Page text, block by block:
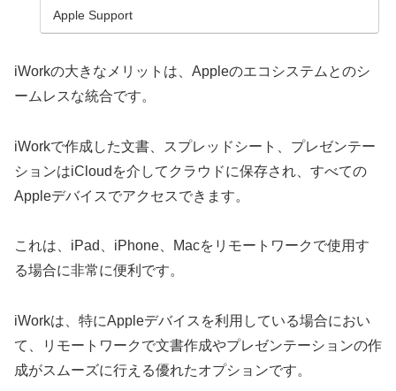
Apple Support
iWorkの大きなメリットは、Appleのエコシステムとのシ
ームレスな統合です。
iWorkで作成した文書、スプレッドシート、プレゼンテー
ションはiCloudを介してクラウドに保存され、すべての
Appleデバイスでアクセスできます。
これは、iPad、iPhone、Macをリモートワークで使用す
る場合に非常に便利です。
iWorkは、特にAppleデバイスを利用している場合におい
て、リモートワークで文書作成やプレゼンテーションの作
成がスムーズに行える優れたオプションです。